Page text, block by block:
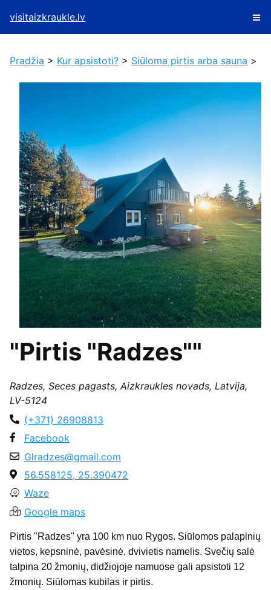
visitaizkraukle.lv
Pradžia > Kur apsistoti? > Siūloma pirtis arba sauna >
"Pirtis "Radzes""
Radzes, Seces pagasts, Aizkraukles novads, Latvija,
LV-5124
(+371) 26908813
Facebook
Glradzes@gmail.com
56.558125, 25.390472
Waze
Google maps
Pirtis "Radzes" yra 100 km nuo Rygos. Siūlomos palapinių
vietos, kepsninė, pavėsinė, dvivietis namelis. Svečių salė
talpina 20 žmonių, didžiojoje namuose gali apsistoti 12
žmonių. Siūlomas kubilas ir pirtis.